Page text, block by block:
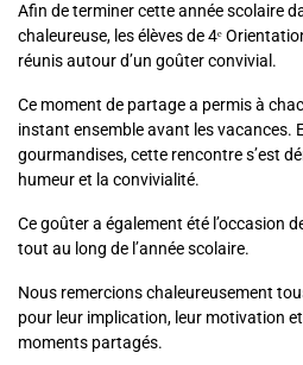
Afin de terminer cette année scolaire
chaleureuse, les élèves de 4ᵉ
réunis autour d’un goûter convivial.
Ce moment de partage a permis à
instant ensemble avant les vacances.
gourmandises, cette rencontre s’est
humeur et la convivialité.
Ce goûter a également été l’occasion
tout au long de l’année scolaire.
Nous remercions chaleureusement
pour leur implication, leur motivation
moments partagés.